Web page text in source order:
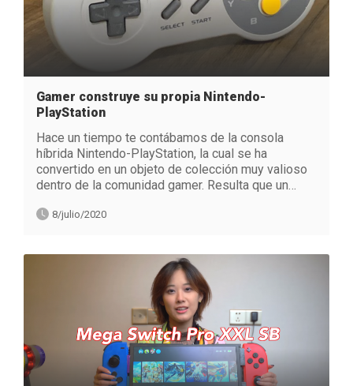
Gamer construye su propia Nintendo-
PlayStation
Hace un tiempo te contábamos de la consola
híbrida Nintendo-PlayStation, la cual se ha
convertido en un objeto de colección muy valioso
dentro de la comunidad gamer. Resulta que un…
8/julio/2020